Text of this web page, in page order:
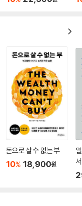
돈으로 살 수 없는 부
10% 18,900원